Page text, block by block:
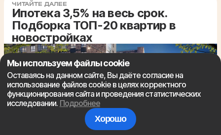
ЧИТАЙТЕ ДАЛЕЕ
Ипотека 3,5% на весь срок.
Подборка ТОП-20 квартир в
новостройках
Мы используем файлы cookie
Оставаясь на данном сайте, Вы даёте согласие на
использование файлов cookie в целях корректного
функционирования сайта и проведения статистических
исследовании. Подробнее
Хорошо